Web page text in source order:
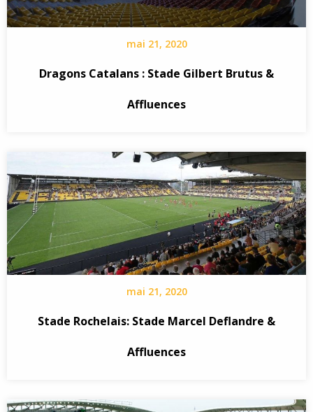
mai 21, 2020
Dragons Catalans : Stade Gilbert Brutus &
Affluences
mai 21, 2020
Stade Rochelais: Stade Marcel Deflandre &
Affluences